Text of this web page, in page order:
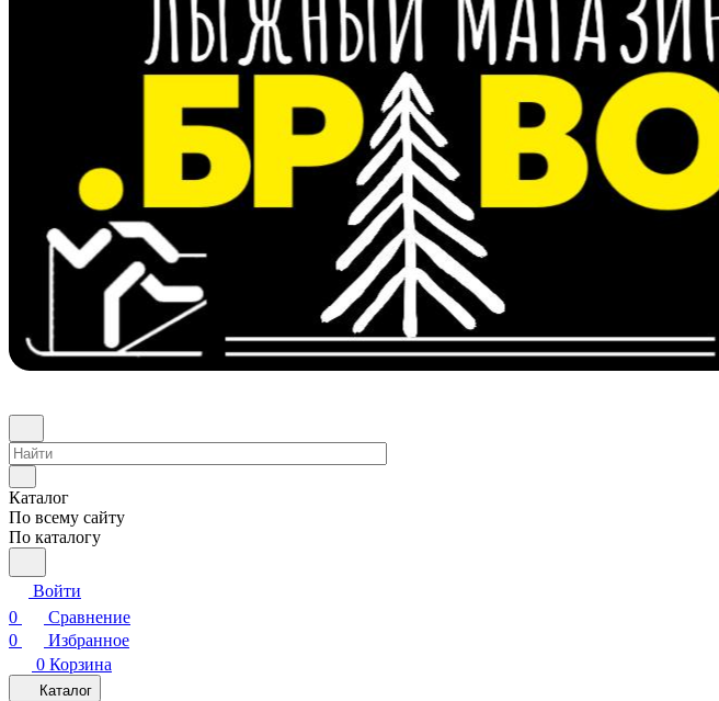
Каталог
По всему сайту
По каталогу
Войти
0
Сравнение
0
Избранное
0 Корзина
Каталог